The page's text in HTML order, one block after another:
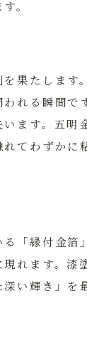
。
果たします
れる瞬間で
ます。五明
れてわずか
「縁付金箔
れます。漆
い輝き」を